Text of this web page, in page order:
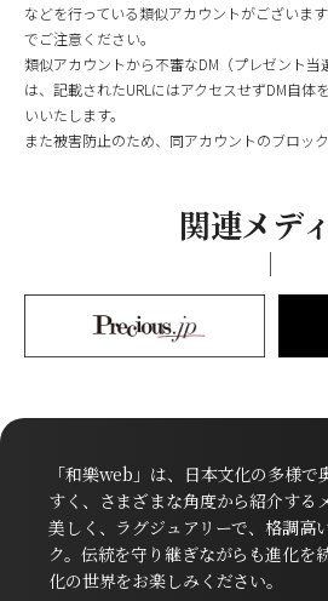
などを行っている類似アカウントがございま
でご注意ください。
類似アカウントから不審なDM（プレゼント
は、記載されたURLにはアクセスせずDM自体
いいたします。
また被害防止のため、同アカウントのブロッ
関連メデ
「和樂web」は、日本文化の多様で
すく、さまざまな角度から紹介する
美しく、ラグジュアリーで、格調高
ク。伝統を守り継ぎながらも進化を
化の世界をお楽しみください。